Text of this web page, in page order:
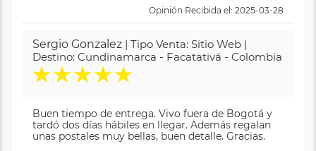
Opinión Recibida el: 2025-03-28
Sergio Gonzalez | Tipo Venta: Sitio Web |
Destino: Cundinamarca - Facatativá - Colombia
★★★★★
Buen tiempo de entrega. Vivo fuera de Bogotá y
tardó dos días hábiles en llegar. Además regalan
unas postales muy bellas, buen detalle. Gracias.